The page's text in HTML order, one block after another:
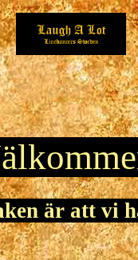
är att vi